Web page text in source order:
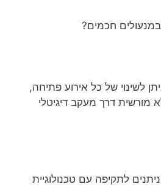
לשינוי של כל אירוע פתיחה,
מורשית דרך מעקב דיגיטלי
לתקיפה עם טכנולוגיית